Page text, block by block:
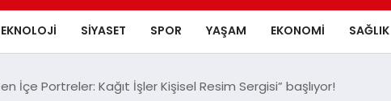
SIYASET SPOR YAŞAM EKONOMI SAĞLIK
İçe Portreler: Kağıt İşler Kişisel Resim Sergisi” başlıyor!